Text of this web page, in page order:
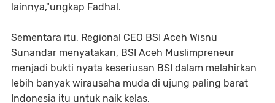
lainnya,"ungkap Fadhal.
Sementara itu, Regional CEO BSI Aceh Wisnu
Sunandar menyatakan, BSI Aceh Muslimpreneur
menjadi bukti nyata keseriusan BSI dalam melahirkan
lebih banyak wirausaha muda di ujung paling barat
Indonesia itu untuk naik kelas.